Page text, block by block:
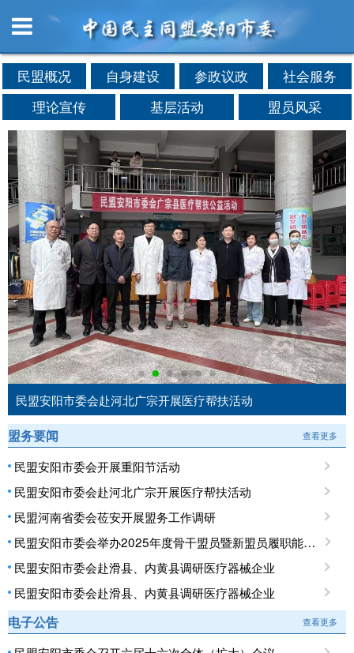
民盟概况 自身建设 参政议政
社会服务
理论宣传
基层活动 盟员风采
民盟安阳市委会赴河北广宗开展医疗帮扶活动
盟务要闻 查看更多
民盟安阳市委会开展重阳节活动
民盟安阳市委会赴河北广宗开展医疗帮扶活动
民盟河南省委会莅安开展盟务工作调研
民盟安阳市委会举办2025年度骨干盟员暨新盟员履职能力培训班
民盟安阳市委会赴滑县、内黄县调研医疗器械企业
民盟安阳市委会赴滑县、内黄县调研医疗器械企业
电子公告 查看更多